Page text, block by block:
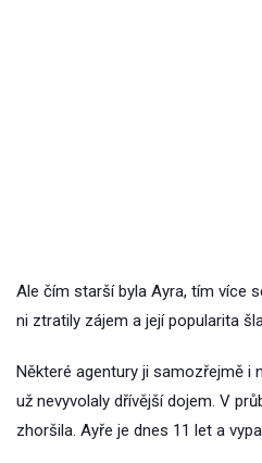
Ale čím starší byla Ayra, tím více
ni ztratily zájem a její popularita
Některé agentury ji samozřejmě i
už nevyvolaly dřívější dojem. V
zhoršila. Ayře je dnes 11 let a